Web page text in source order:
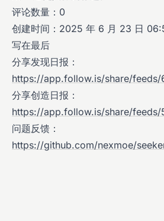
评论数量：0
创建时间：2025 年 6 月 23 日
写在最后
分享发现日报：
https://app.follow.is/share/feeds/
分享创造日报：
https://app.follow.is/share/feeds/
问题反馈：
https://github.com/nexmoe/